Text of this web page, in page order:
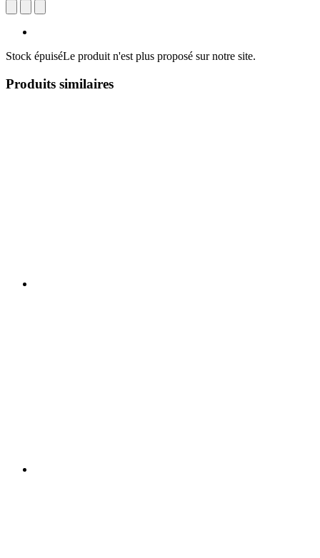
Stock épuiséLe produit n'est plus proposé sur notre site.
Produits similaires